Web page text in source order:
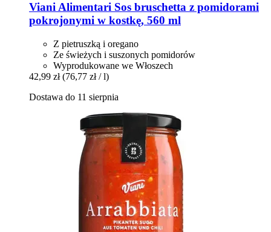
Viani Alimentari Sos bruschetta z pomidorami
pokrojonymi w kostkę, 560 ml
Z pietruszką i oregano
Ze świeżych i suszonych pomidorów
Wyprodukowane we Włoszech
42,99 zł (76,77 zł / l)
Dostawa do 11 sierpnia